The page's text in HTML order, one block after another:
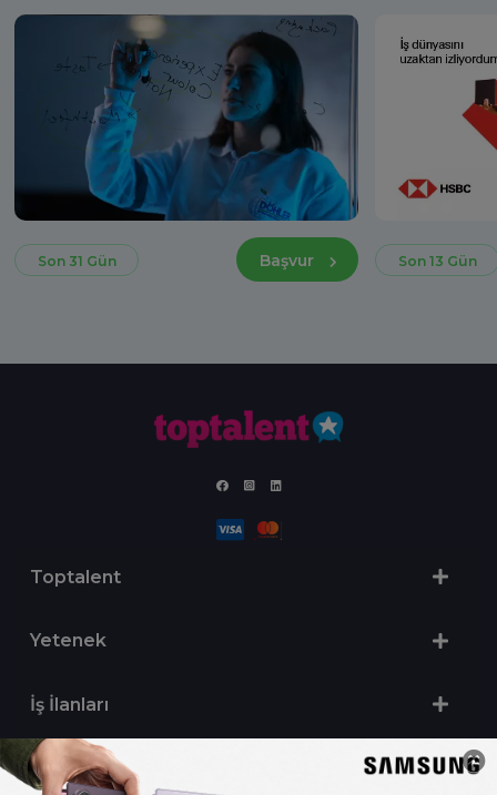
Son 31 Gün Başvur Son 13 Gün
Toptalent
Yetenek
İş İlanları
Sertifika Programları